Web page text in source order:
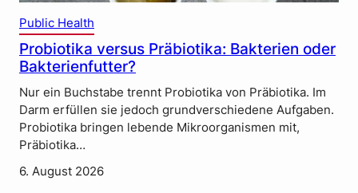
Public Health
Probiotika versus Präbiotika: Bakterien oder
Bakterienfutter?
Nur ein Buchstabe trennt Probiotika von Präbiotika. Im
Darm erfüllen sie jedoch grundverschiedene Aufgaben.
Probiotika bringen lebende Mikroorganismen mit,
Präbiotika…
6. August 2026